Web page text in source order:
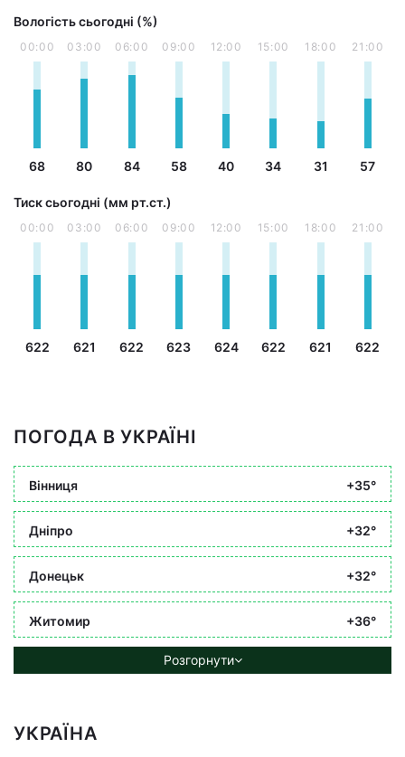
Вологість сьогодні (%)
00:00
68
03:00
80
06:00
84
09:00
58
12:00
40
15:00
34
18:00
31
21:00
57
Тиск сьогодні (мм рт.ст.)
00:00
622
03:00
621
06:00
622
09:00
623
12:00
624
15:00
622
18:00
621
21:00
622
ПОГОДА В УКРАЇНІ
Вінниця +35°
Дніпро +32°
Донецьк +32°
Житомир +36°
Розгорнути
УКРАЇНА